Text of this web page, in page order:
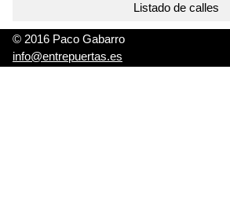
Listado de calles
© 2016 Paco Gabarro
info@entrepuertas.es